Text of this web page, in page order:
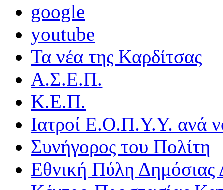
google
youtube
Τα νέα της Καρδίτσας
Α.Σ.Ε.Π.
Κ.Ε.Π.
Ιατροί Ε.Ο.Π.Υ.Υ. ανά
Συνήγορος του Πολίτη
Εθνική Πύλη Δημόσιας